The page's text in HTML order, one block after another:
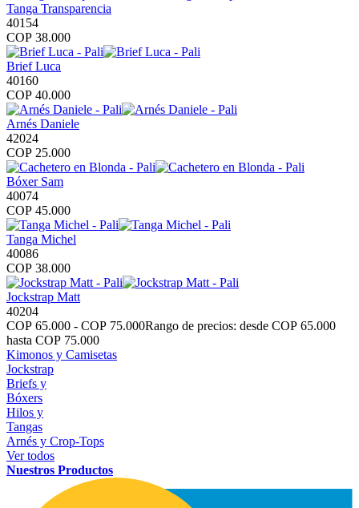
Tanga Transparencia
40154
COP 38.000
Brief Luca
40160
COP 40.000
Arnés Daniele
42024
COP 25.000
Bóxer Sam
40074
COP 45.000
Tanga Michel
40086
COP 38.000
Jockstrap Matt
40204
COP 65.000 - COP 75.000Rango de precios: desde COP 65.000
hasta COP 75.000
Kimonos y Camisetas
Jockstrap
Briefs y
Bóxers
Hilos y
Tangas
Arnés y Crop-Tops
Ver todos
Nuestros Productos